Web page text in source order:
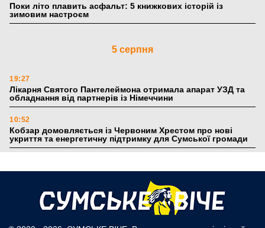
Поки літо плавить асфальт: 5 книжкових історій із
зимовим настроєм
5 серпня
19:27
Лікарня Святого Пантелеймона отримала апарат УЗД та
обладнання від партнерів із Німеччини
10:52
Кобзар домовляється із Червоним Хрестом про нові
укриття та енергетичну підтримку для Сумської громади
Понад 8 мільйонів книжок згоріли. Як допомогти «Ранку»
та іншим видавництвам відновитися